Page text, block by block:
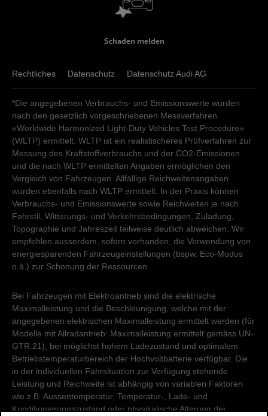
Schaden melden
Rechtliches Datenschutz Datenschutz Audi AG
*Die angegebenen Verbrauchs- und Emissionswerte wurden
nach den gesetzlich vorgeschriebenen Messverfahren
«Worldwide Harmonized Light-Duty Vehicles Test Procedure»
(WLTP) ermittelt. WLTP ist ein realistischeres Prüfverfahren zur
Messung des Kraftstoffverbrauchs und der CO2-Emissionen
und die nach WLTP ermittelten Angaben ermöglichen den
Vergleich von Fahrzeugen. Allfällige Reichweitenangaben
wurden ebenfalls nach WLTP ermittelt. In der Praxis können
Verbrauchs- und Emissionswerte sowie Reichweiten je nach
Fahrstil, Witterungs- und Verkehrsbedingungen, Zuladung,
Topographie und Jahreszeit teilweise deutlich abweichen. Wir
empfehlen ausserdem, sofern vorhanden, die Verwendung von
energiesparenden Fahrzeugeinstellungen (bspw. Eco-Modus
o.ä.) zur Schonung der Ressourcen.
Bei Fahrzeugen mit Elektroantrieb sind die elektrische
Maximalleistung und die Beschleunigung, welche mit der
angegebenen elektrischen Maximalleistung ermittelt werden (für
Modelle mit Allradantrieb: Maximalleistung ermittelt gemäss UN-
GTR.21), bei möglichst hohem Ladezustand und optimalem
Betriebstemperaturbereich der Hochvoltbatterie verfügbar. Die
in der individuellen Fahrsituation zur Verfügung stehende
Leistung und Reichweite ist abhängig von variablen Faktoren
wie z.B. Aussentemperatur, Temperatur-, Lade- und
Konditionierungszustand oder physikalische Alterung der